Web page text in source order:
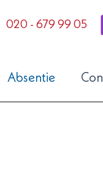
020 - 679 99 05
Absentie